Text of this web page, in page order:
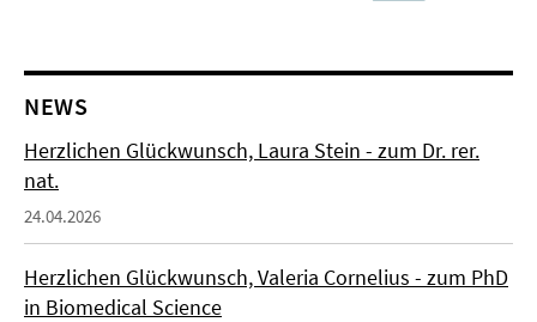
NEWS
Herzlichen Glückwunsch, Laura Stein - zum Dr. rer.
nat.
24.04.2026
Herzlichen Glückwunsch, Valeria Cornelius - zum PhD
in Biomedical Science